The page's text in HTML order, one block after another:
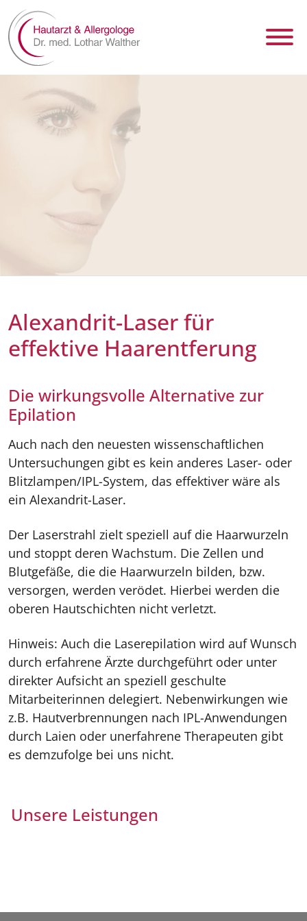
Alexandrit-Laser für
effektive Haarentferung
Die wirkungsvolle Alternative zur
Epilation
Auch nach den neuesten wissenschaftlichen
Untersuchungen gibt es kein anderes Laser- oder
Blitzlampen/IPL-System, das effektiver wäre als
ein Alexandrit-Laser.
Der Laserstrahl zielt speziell auf die Haarwurzeln
und stoppt deren Wachstum. Die Zellen und
Blutgefäße, die die Haarwurzeln bilden, bzw.
versorgen, werden verödet. Hierbei werden die
oberen Hautschichten nicht verletzt.
Hinweis: Auch die Laserepilation wird auf Wunsch
durch erfahrene Ärzte durchgeführt oder unter
direkter Aufsicht an speziell geschulte
Mitarbeiterinnen delegiert. Nebenwirkungen wie
z.B. Hautverbrennungen nach IPL-Anwendungen
durch Laien oder unerfahrene Therapeuten gibt
es demzufolge bei uns nicht.
Unsere Leistungen